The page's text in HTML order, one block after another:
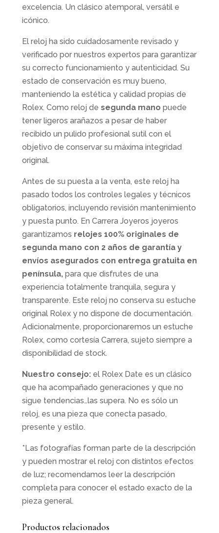
excelencia. Un clásico atemporal, versátil e
icónico.
El reloj ha sido cuidadosamente revisado y
verificado por nuestros expertos para garantizar
su correcto funcionamiento y autenticidad. Su
estado de conservación es muy bueno,
manteniendo la estética y calidad propias de
Rolex. Como reloj de segunda mano puede
tener ligeros arañazos a pesar de haber
recibido un pulido profesional sutil con el
objetivo de conservar su máxima integridad
original.
Antes de su puesta a la venta, este reloj ha
pasado todos los controles legales y técnicos
obligatorios, incluyendo revisión mantenimiento
y puesta punto. En Carrera Joyeros joyeros
garantizamos relojes 100% originales de
segunda mano con 2 años de garantía y
envíos asegurados con entrega gratuita en
península,para que disfrutes de una
experiencia totalmente tranquila, segura y
transparente. Este reloj no conserva su estuche
original Rolex y no dispone de documentación.
Adicionalmente, proporcionaremos un estuche
Rolex, como cortesía Carrera, sujeto siempre a
disponibilidad de stock.
Nuestro consejo: el Rolex Date es un clásico
que ha acompañado generaciones y que no
sigue tendencias…las supera. No es sólo un
reloj, es una pieza que conecta pasado,
presente y estilo.
*Las fotografías forman parte de la descripción
y pueden mostrar el reloj con distintos efectos
de luz; recomendamos leer la descripción
completa para conocer el estado exacto de la
pieza general.
Productos relacionados